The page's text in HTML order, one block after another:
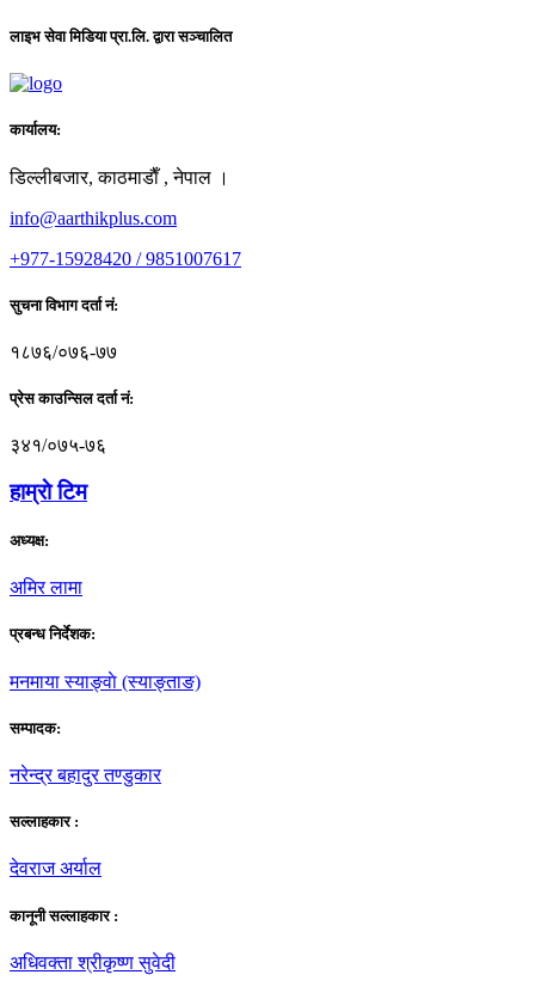
लाइभ सेवा मिडिया प्रा.लि. द्वारा सञ्चालित
कार्यालय:
डिल्लीबजार, काठमाडाैँ , नेपाल ।
info@aarthikplus.com
+977-15928420 / 9851007617
सुचना विभाग दर्ता नं:
१८७६/०७६-७७
प्रेस काउन्सिल दर्ता नं:
३४१/०७५-७६
हाम्राे टिम
अध्यक्ष:
अमिर लामा
प्रबन्ध निर्देशक:
मनमाया स्याङ्वाे (स्याङ्ताङ)
सम्पादक:
नरेन्द्र बहादुर तण्डुकार
सल्लाहकार :
देवराज अर्याल
कानूनी सल्लाहकार :
अधिवक्ता श्रीकृष्ण सुवेदी